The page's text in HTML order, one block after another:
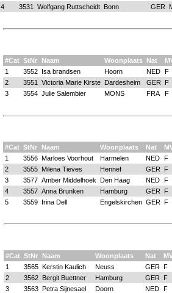
4
3531 Wolfgang Ruttscheidt Bonn GER
#Cat StNr Naam Woonplaats Nat
1
3552 Isa brandsen Hoorn NED
F
2
3551 Victoria Marie Kirste Dardesheim GER
F
3
3554 Julie Salembier MONS FRA F
#Cat StNr Naam Woonplaats Nat
1
3556 Marloes Voorhout Harmelen NED F
2
3555 Milena Tieves Hennef GER
F
3
3577 Amber Middelhoek Den Haag NED F
4
3557 Anna Brunken Hamburg GER
F
5
3559 Irina Dell Engelskirchen GER F
#Cat StNr Naam Woonplaats Nat
1
3565 Kerstin Kaulich Neuss GER F
2
3562 Bergit Buettner Hamburg GER
F
3
3563 Petra Sijnesael Doorn NED F